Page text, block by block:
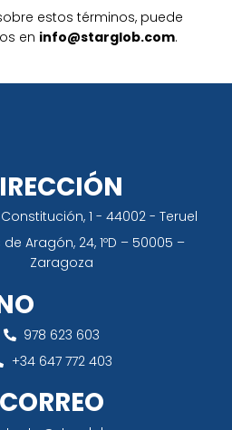
estos términos, puede
en info@starglob.com.
1 - 44002 - Teruel
Aragón, 24, 1ºD – 50005 –
Zaragoza
978 623 603
+34 647 772 403
CORREO